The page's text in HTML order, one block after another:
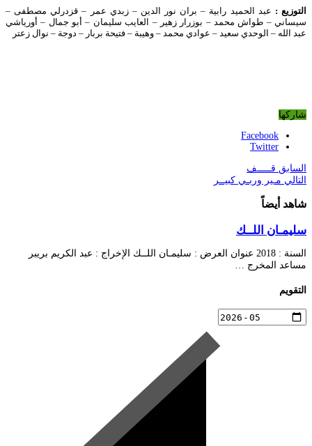
التوزيع : عبد الحميد رابية – بران نور الدين – زبدي عمر – قزدرلي مصطفى –
سيساني – طواش محمد – بوزرار زهير – العايب سليمان – أبو جمال – أورياشي
عبد الله – الوحدي سعيد – عوادي محمد – وهيبة – فتيحة بربار – دوجة – نوال زعتر
شاركها
Facebook
Twitter
السابق قـــــف
التالي مـير وربـي كبيــر
شاهد أيضاً
سليمـان اللــك
السنة : 2018 عنوان العرض : سليمـان اللــك الإخراج : عبد الكريم بريبر
مساعد المخرج …
التقويم